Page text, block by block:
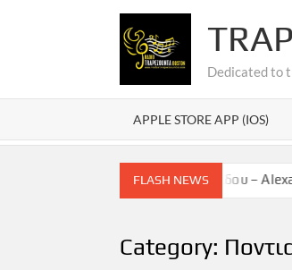
Dedicated to
APPLE STORE APP (IOS)
FLASH NEWS
Αλεξάνδρας Ουζουνίδου – Alexandra
Category: